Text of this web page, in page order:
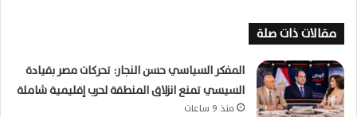
مقالات ذات صلة
المفكر السياسي حسن النجار: تحركات مصر بقيادة
السيسي تمنع انزلاق المنطقة لحرب إقليمية شاملة
منذ 9 ساعات